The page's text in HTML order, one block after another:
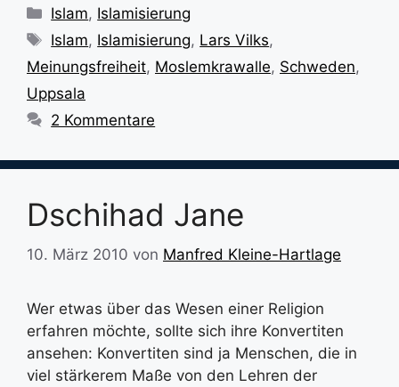
Kategorien
Islam, Islamisierung
Schlagwörter
Islam, Islamisierung, Lars Vilks,
Meinungsfreiheit, Moslemkrawalle, Schweden,
Uppsala
2 Kommentare
Dschihad Jane
10. März 2010 von Manfred Kleine-Hartlage
Wer etwas über das Wesen einer Religion
erfahren möchte, sollte sich ihre Konvertiten
ansehen: Konvertiten sind ja Menschen, die in
viel stärkerem Maße von den Lehren der